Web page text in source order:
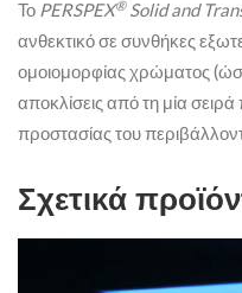
Το PERSPEX®Solid and
ανθεκτικό σε συνθήκες
ομοιομορφίας χρώματος
αποκλίσεις από τη μία
προστασίας του
Σχετικά